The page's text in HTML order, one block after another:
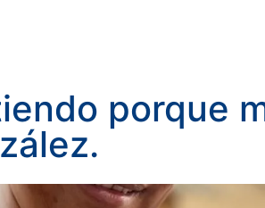
porque